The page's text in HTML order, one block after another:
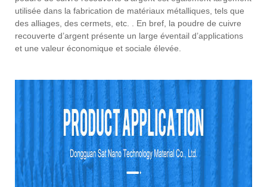
utilisée dans la fabrication de matériaux métalliques, tels que
des alliages, des cermets, etc. . En bref, la poudre de cuivre
recouverte d’argent présente un large éventail d’applications
et une valeur économique et sociale élevée.